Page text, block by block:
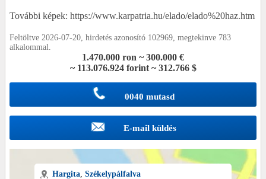
További képek: https://www.karpatria.hu/elado/elado%20haz.htm
Feltöltve 2026-07-20, hirdetés azonosító 102969, megtekinve 783
alkalommal.
1.470.000 ron ~ 300.000 €
~ 113.076.924 forint ~ 312.766 $
0040 mutasd
E-mail küldés
Hargita, Székelypálfalva